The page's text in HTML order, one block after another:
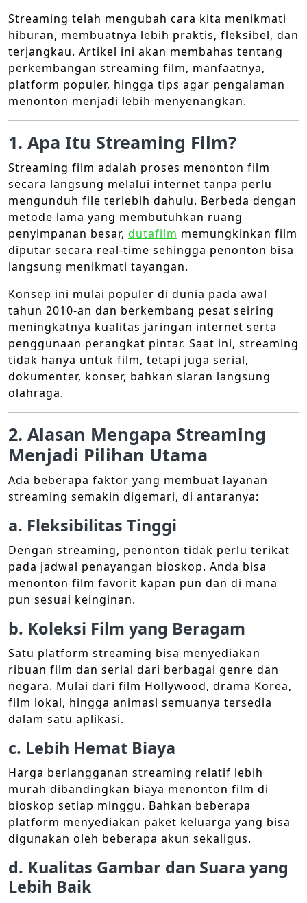
Streaming telah mengubah cara kita menikmati
hiburan, membuatnya lebih praktis, fleksibel, dan
terjangkau. Artikel ini akan membahas tentang
perkembangan streaming film, manfaatnya,
platform populer, hingga tips agar pengalaman
menonton menjadi lebih menyenangkan.
1. Apa Itu Streaming Film?
Streaming film adalah proses menonton film
secara langsung melalui internet tanpa perlu
mengunduh file terlebih dahulu. Berbeda dengan
metode lama yang membutuhkan ruang
penyimpanan besar, dutafilm memungkinkan film
diputar secara real-time sehingga penonton bisa
langsung menikmati tayangan.
Konsep ini mulai populer di dunia pada awal
tahun 2010-an dan berkembang pesat seiring
meningkatnya kualitas jaringan internet serta
penggunaan perangkat pintar. Saat ini, streaming
tidak hanya untuk film, tetapi juga serial,
dokumenter, konser, bahkan siaran langsung
olahraga.
2. Alasan Mengapa Streaming
Menjadi Pilihan Utama
Ada beberapa faktor yang membuat layanan
streaming semakin digemari, di antaranya:
a. Fleksibilitas Tinggi
Dengan streaming, penonton tidak perlu terikat
pada jadwal penayangan bioskop. Anda bisa
menonton film favorit kapan pun dan di mana
pun sesuai keinginan.
b. Koleksi Film yang Beragam
Satu platform streaming bisa menyediakan
ribuan film dan serial dari berbagai genre dan
negara. Mulai dari film Hollywood, drama Korea,
film lokal, hingga animasi semuanya tersedia
dalam satu aplikasi.
c. Lebih Hemat Biaya
Harga berlangganan streaming relatif lebih
murah dibandingkan biaya menonton film di
bioskop setiap minggu. Bahkan beberapa
platform menyediakan paket keluarga yang bisa
digunakan oleh beberapa akun sekaligus.
d. Kualitas Gambar dan Suara yang
Lebih Baik